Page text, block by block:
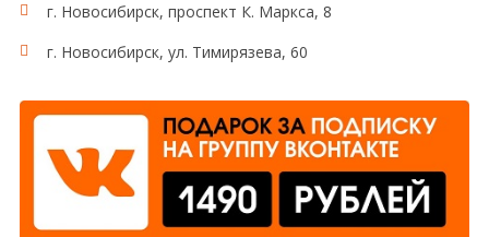
г. Новосибирск, проспект К. Маркса, 8
г. Новосибирск, ул. Тимирязева, 60